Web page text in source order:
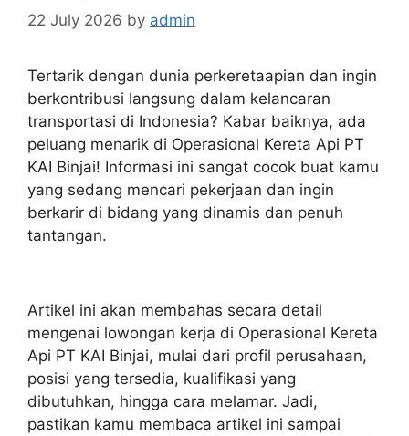
22 July 2026 by admin
Tertarik dengan dunia perkeretaapian dan ingin
berkontribusi langsung dalam kelancaran
transportasi di Indonesia? Kabar baiknya, ada
peluang menarik di Operasional Kereta Api PT
KAI Binjai! Informasi ini sangat cocok buat kamu
yang sedang mencari pekerjaan dan ingin
berkarir di bidang yang dinamis dan penuh
tantangan.
Artikel ini akan membahas secara detail
mengenai lowongan kerja di Operasional Kereta
Api PT KAI Binjai, mulai dari profil perusahaan,
posisi yang tersedia, kualifikasi yang
dibutuhkan, hingga cara melamar. Jadi,
pastikan kamu membaca artikel ini sampai